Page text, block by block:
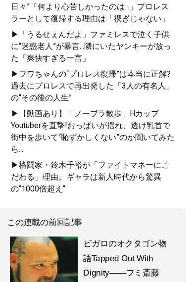
日々”「何より心苦しかったのは...」プロレス
ラーとして復帰する理由は「禊ぎじゃない」
▶「うるせぇんだよ」ファミレスで泣く子供
に“迷惑老人”が暴言...隣にいたヤンキーが放っ
た「爽快すぎる一言」
▶フワちゃんの“プロレス復帰”は本当に正解?
過去にプロレスで再出発した「3人の有名人」
の“その後の人生”
▶【動画あり】「ノーブラ散歩」Hカップ
Youtuberを直撃!おっぱいが揺れ、透け乳首で
街中を歩いて“恥ずかしくない”のか聞いてみた
ら...
▶格闘家・鈴木千裕が「ファイトマネーにこ
だわる」理由。ギャラは新人時代から驚異
の“1000倍超え“
この連載の前回記事
ビガロのオクタゴン物
語Tapped Out With
Dignity――フミ斎藤